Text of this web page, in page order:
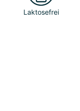
Laktosefrei